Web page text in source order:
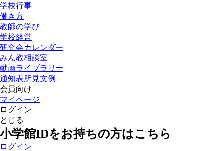
学校行事
働き方
教師の学び
学校経営
研究会カレンダー
みん教相談室
動画ライブラリー
通知表所見文例
会員向け
マイページ
ログイン
とじる
小学館IDをお持ちの方はこちら
ログイン